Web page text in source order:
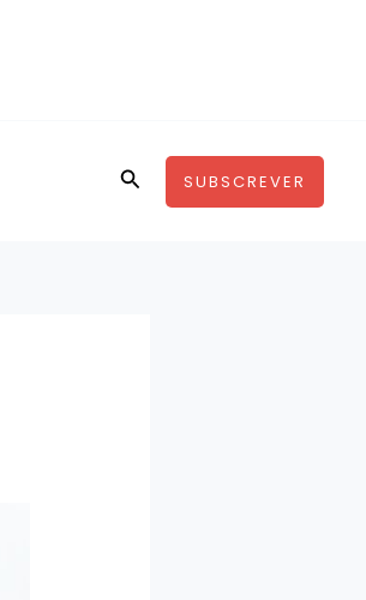
PesquisarSUBSCREVER